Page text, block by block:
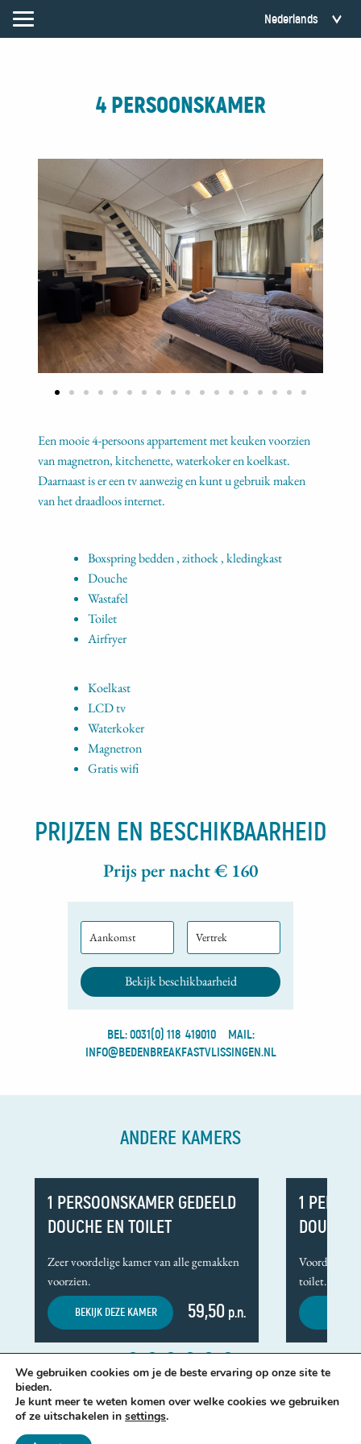
4 PERSOONSKAMER
Een mooie 4-persoons appartement met keuken voorzien
van magnetron, kitchenette, waterkoker en koelkast.
Daarnaast is er een tv aanwezig en kunt u gebruik maken
van het draadloos internet.
Boxspring bedden , zithoek , kledingkast
Douche
Wastafel
Toilet
Airfryer
Koelkast
LCD tv
Waterkoker
Magnetron
Gratis wifi
PRIJZEN EN BESCHIKBAARHEID
Prijs per nacht € 160
Aankomst Vertrek
BEL: 0031(0) 118 419010
MAIL:
INFO@BEDENBREAKFASTVLISSINGEN.NL
ANDERE KAMERS
1 PERSOONSKAMER GEDEELD
DOUCHE EN TOILET
Zeer voordelige kamer van alle gemakken
voorzien.
BEKIJK DEZE KAMER 59,50 p.n.
1
DOUCHE
Voordelige
toilet.
© Bed en Breakfast Vlissingen 2026 |
We gebruiken cookies om je de beste ervaring op onze site te
bieden.
Je kunt meer te weten komen over welke cookies we gebruiken
of ze uitschakelen in settings.